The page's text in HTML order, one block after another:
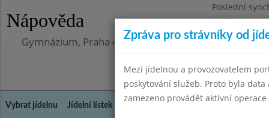
Nápověda
Poslední
Úterý
Gymnázium, Praha 4, Budějovická 680
Vybrat jídelnu Jídelní lístek Kontakty a informace
Zpráva pro strávníky od
Mezi jídelnou a provozovatelem
poskytování služeb. Proto byla
zamezeno provádět aktivní